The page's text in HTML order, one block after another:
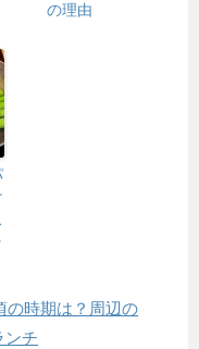
の理由
の時期は？周辺の
ンチ